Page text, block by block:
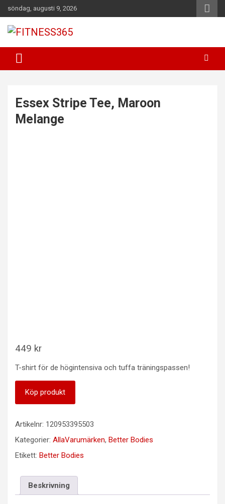
Hoppa
till
innehåll
söndag, augusti 9, 2026
FITNESS365
Essex Stripe Tee, Maroon
Melange
449 kr
T-shirt för de högintensiva och tuffa träningspassen!
Köp produkt
Artikelnr: 120953395503
Kategorier: AllaVarumärken, Better Bodies
Etikett: Better Bodies
Beskrivning